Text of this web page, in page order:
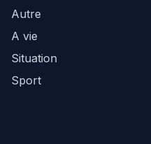
Autre
A vie
Situation
Sport